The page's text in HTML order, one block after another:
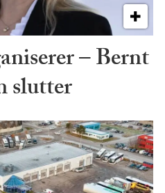
– Bernt
slutter